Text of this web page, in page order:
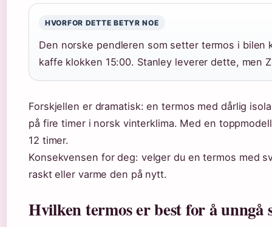
HVORFOR DETTE BETYR NOE
Den norske pendleren som setter termos i
kaffe klokken 15:00. Stanley leverer dette, men
Forskjellen er dramatisk: en termos med dårlig
på fire timer i norsk vinterklima. Med en
12 timer.
Konsekvensen for deg: velger du en termos med
raskt eller varme den på nytt.
Hvilken termos er best for å unngå